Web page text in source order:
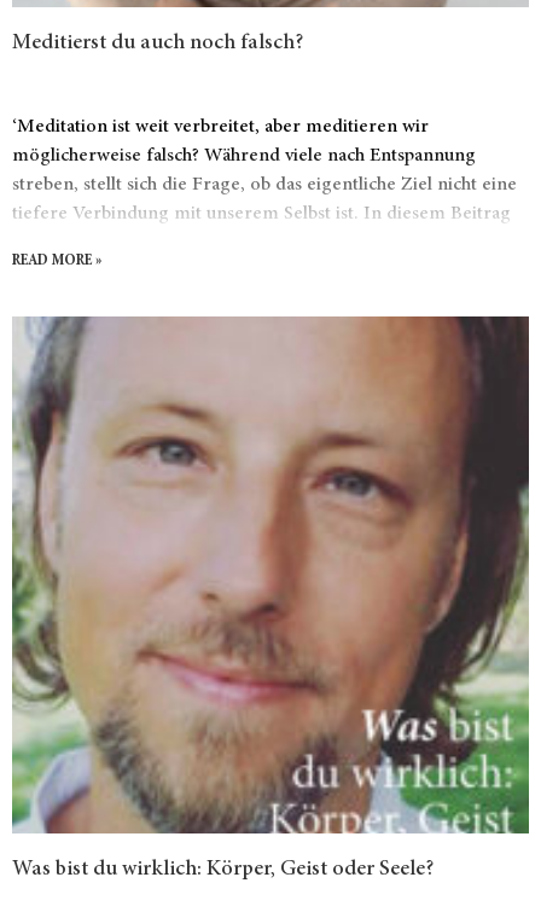
Meditierst du auch noch falsch?
‘Meditation ist weit verbreitet, aber meditieren wir
möglicherweise falsch? Während viele nach Entspannung
streben, stellt sich die Frage, ob das eigentliche Ziel nicht eine
tiefere Verbindung mit unserem Selbst ist. In diesem Beitrag
um dich selbst zu leben?
READ MORE »
Was bist du wirklich: Körper, Geist oder Seele?